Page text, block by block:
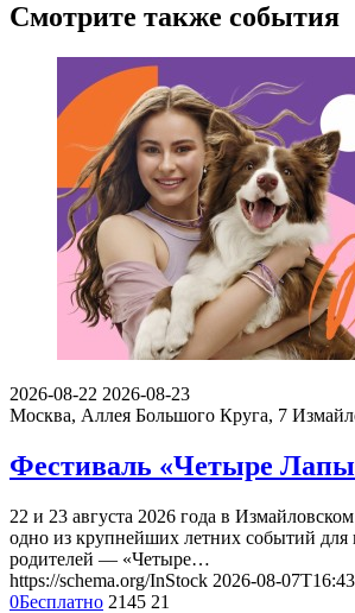
Смотрите также события
2026-08-22 2026-08-23
Москва, Аллея Большого Круга, 7
Фестиваль «Четыре
22 и 23 августа 2026 года в
одно из крупнейших летних событий для
родителей — «Четыре…
https://schema.org/InStock 2026-08-
0Бесплатно 2145 21